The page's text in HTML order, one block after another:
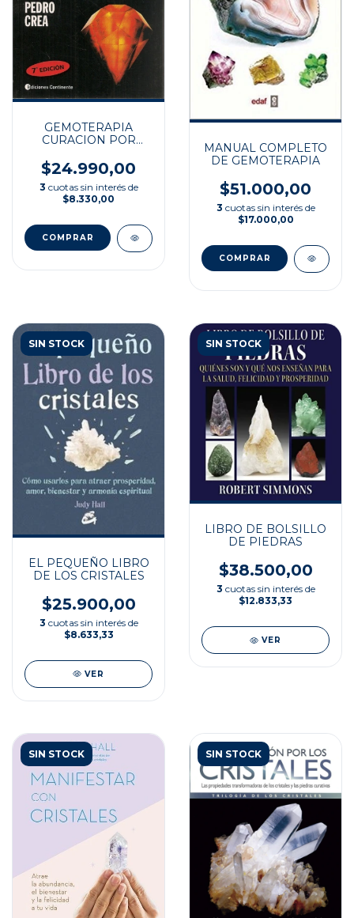
GEMOTERAPIA
CURACION POR
$24.990,00
3 cuotas sin interés de
$8.330,00
MANUAL COMPLETO
DE GEMOTERAPIA
$51.000,00
3 cuotas sin interés de
$17.000,00
SIN STOCK
EL PEQUEÑO LIBRO
DE LOS CRISTALES
$25.900,00
3 cuotas sin interés de
$8.633,33
VER
SIN STOCK
LIBRO DE BOLSILLO
DE PIEDRAS
$38.500,00
3 cuotas sin interés de
$12.833,33
VER
SIN STOCK SIN STOCK